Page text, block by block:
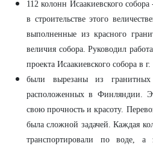
112 колонн Исаакиевского
в строительстве этого
выполненные из красного
величия собора. Руководил
проекта Исаакиевского собора в
были вырезаны из гранитных
расположенных в Финляндии.
свою прочность и красоту.
была сложной задачей. Каждая
транспортировали по воде,